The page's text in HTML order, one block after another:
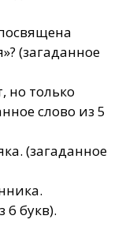
(загаданное
но только
слово из 5
(загаданное
6 букв).